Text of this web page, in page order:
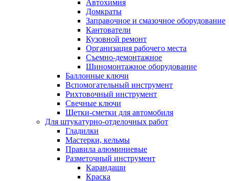
Автохимия
Домкраты
Заправочное и смазочное оборудование
Кантователи
Кузовной ремонт
Организация рабочего места
Съемно-демонтажное
Шиномонтажное оборудование
Баллонные ключи
Вспомогательный инструмент
Рихтовочный инструмент
Свечные ключи
Щетки-сметки для автомобиля
Для штукатурно-отделочных работ
Гладилки
Мастерки, кельмы
Правила алюминиевые
Разметочный инструмент
Карандаши
Краска